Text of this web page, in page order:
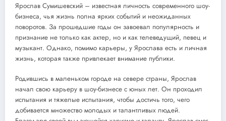
Ярослав Сумишевский – известная личность современного шоу-
бизнеса, чья жизнь полна ярких событий и неожиданных
поворотов. За прошедшие годы он завоевал популярность и
признание не только как актер, но и как телеведущий, певец и
музыкант. Однако, помимо карьеры, у Ярослава есть и личная
жизнь, которая также привлекает внимание публики.
Родившись в маленьком городе на севере страны, Ярослав
начал свою карьеру в шоу-бизнесе с юных лет. Он проходил
испытания и тяжелые испытания, чтобы достичь того, чего
добивается множество молодых и талантливых людей.